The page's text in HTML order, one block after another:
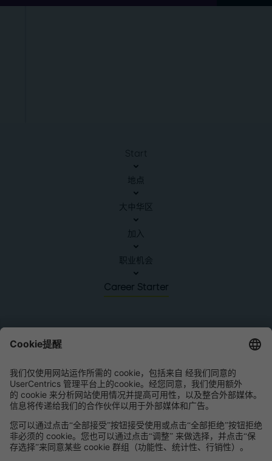
Start
地点
大中华区
加入
职业机会
Career Starter
罗兰贝格
中国北京北京市建国门外大街1号,
国贸大厦三期B座45层8-11单元
电话:
+86 10 5954-1600
传真:
+86 10 5954-1800